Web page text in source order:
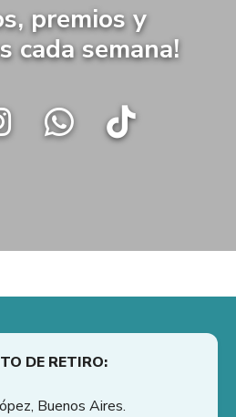
premios y
cada semana!
DE RETIRO:
Buenos Aires.